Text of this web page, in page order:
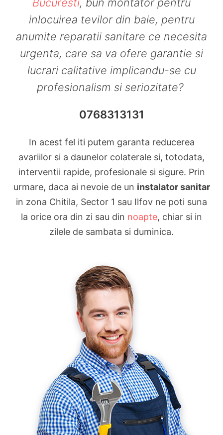
Bucuresti, bun montator pentru
inlocuirea tevilor din baie, pentru
anumite reparatii sanitare ce necesita
urgenta, care sa va ofere garantie si
lucrari calitative implicandu-se cu
profesionalism si seriozitate?
0768313131
In acest fel iti putem garanta reducerea
avariilor si a daunelor colaterale si, totodata,
interventii rapide, profesionale si sigure. Prin
urmare, daca ai nevoie de un instalator sanitar
in zona Chitila, Sector 1 sau Ilfov ne poti suna
la orice ora din zi sau din noapte, chiar si in
zilele de sambata si duminica.